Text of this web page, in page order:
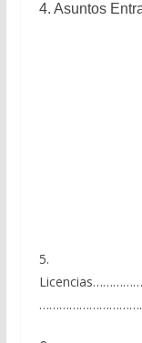
4. Asuntos
5.